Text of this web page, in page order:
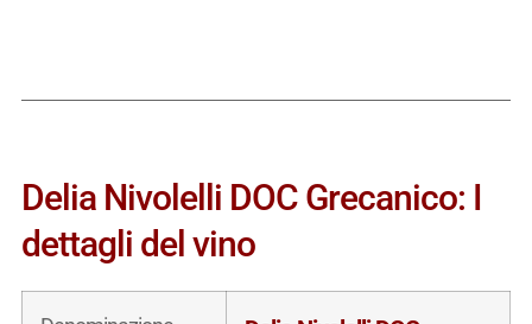
Delia Nivolelli DOC Grecanico: I
dettagli del vino